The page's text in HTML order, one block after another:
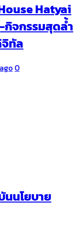
Hatyai
กิจกรรมสุดล้ำ
ทัล
0
นโยบาย